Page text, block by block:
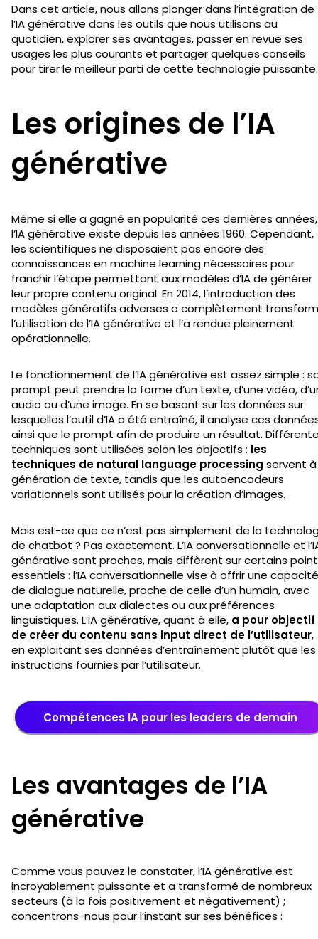
Dans cet article, nous allons plonger dans l’intégration de
l’IA générative dans les outils que nous utilisons au
quotidien, explorer ses avantages, passer en revue ses
usages les plus courants et partager quelques conseils
pour tirer le meilleur parti de cette technologie puissante.
Les origines de l’IA
générative
Même si elle a gagné en popularité ces dernières années,
l’IA générative existe depuis les années 1960. Cependant,
les scientifiques ne disposaient pas encore des
connaissances en machine learning nécessaires pour
franchir l’étape permettant aux modèles d’IA de générer
leur propre contenu original. En 2014, l’introduction des
modèles génératifs adverses a complètement
l’utilisation de l’IA générative et l’a rendue pleinement
opérationnelle.
Le fonctionnement de l’IA générative est assez simple :
prompt peut prendre la forme d’un texte, d’une vidéo,
audio ou d’une image. En se basant sur les données sur
lesquelles l’outil d’IA a été entraîné, il analyse ces
ainsi que le prompt afin de produire un résultat.
techniques sont utilisées selon les objectifs : les
techniques de natural language processing servent
génération de texte, tandis que les autoencodeurs
variationnels sont utilisés pour la création d’images.
Mais est-ce que ce n’est pas simplement de la
de chatbot ? Pas exactement. L’IA conversationnelle et
générative sont proches, mais diffèrent sur certains
essentiels : l’IA conversationnelle vise à offrir une capacité
de dialogue naturelle, proche de celle d’un humain, avec
une adaptation aux dialectes ou aux préférences
linguistiques. L’IA générative, quant à elle, a pour objectif
de créer du contenu sans input direct de l’utilisateur,
en exploitant ses données d’entraînement plutôt que les
instructions fournies par l’utilisateur.
Compétences IA pour les leaders de demain
Les avantages de l’IA
générative
Comme vous pouvez le constater, l’IA générative est
incroyablement puissante et a transformé de nombreux
secteurs (à la fois positivement et négativement) ;
concentrons-nous pour l’instant sur ses bénéfices :